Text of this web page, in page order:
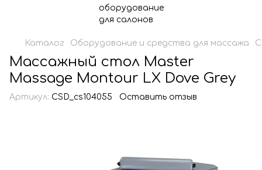
Каталог Оборудование и средства для массажа
Массажный стол Master
Massage Montour LX Dove Grey
Артикул: CSD_cs104055 Оставить отзыв